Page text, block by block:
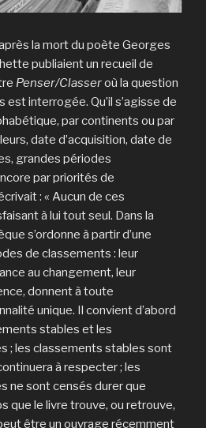
la mort du poète Georges
publiaient un recueil de
Penser/Classeroù la question
interrogée. Qu’il s’agisse de
par continents ou par
date d’acquisition, date de
grandes périodes
par priorités de
: « Aucun de ces
à lui tout seul. Dans la
s’ordonne à partir d’une
de classements : leur
au changement, leur
donnent à toute
unique. Il convient d’abord
stables et les
; les classements stables sont
à respecter ; les
ne sont censés durer que
que le livre trouve, ou retrouve,
être un ouvrage récemment